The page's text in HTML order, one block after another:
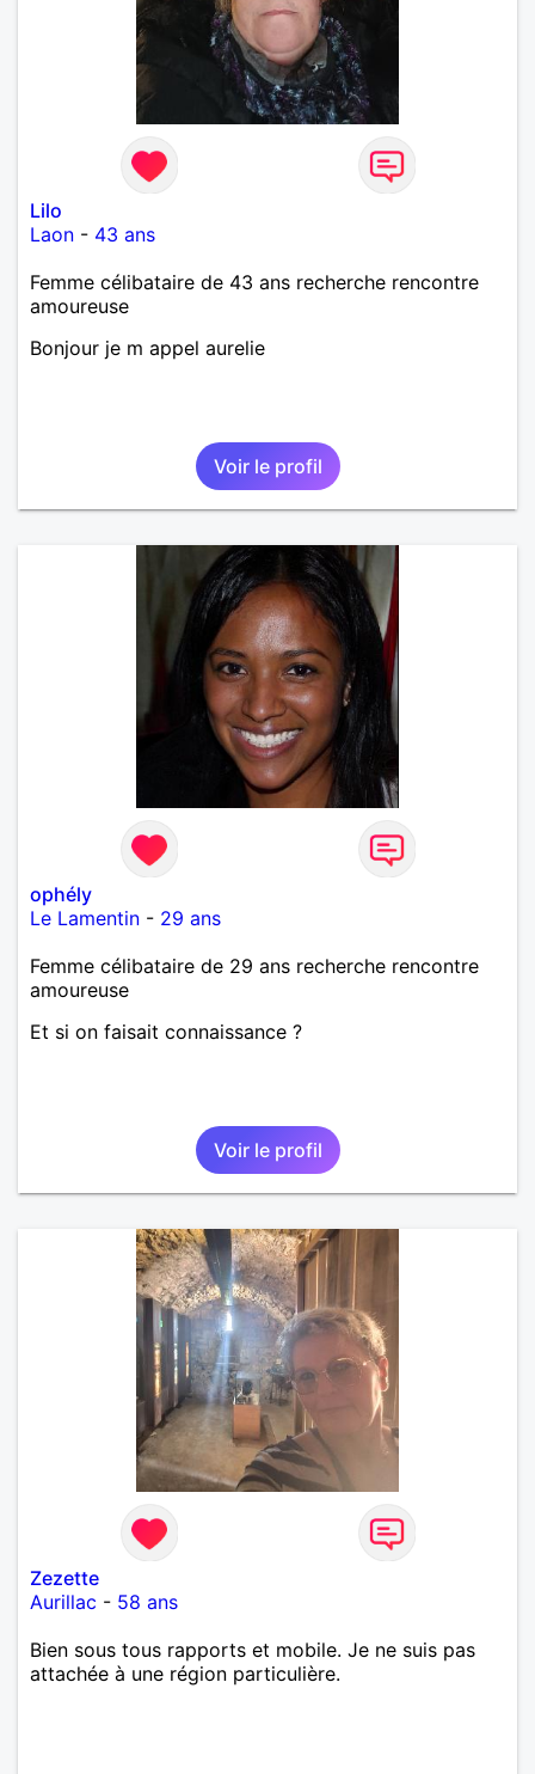
Lilo
Laon - 43 ans
Femme célibataire de 43 ans recherche rencontre
amoureuse
Bonjour je m appel aurelie
Voir le profil
ophély
Le Lamentin - 29 ans
Femme célibataire de 29 ans recherche rencontre
amoureuse
Et si on faisait connaissance ?
Voir le profil
Zezette
Aurillac - 58 ans
Bien sous tous rapports et mobile. Je ne suis pas
attachée à une région particulière.